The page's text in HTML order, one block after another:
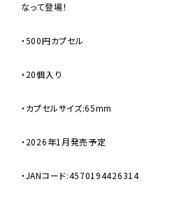
なって登場！
・500円カプセル
・20個入り
・カプセルサイズ:65mm
・2026年1月発売予定
・JANコード:4570194426314